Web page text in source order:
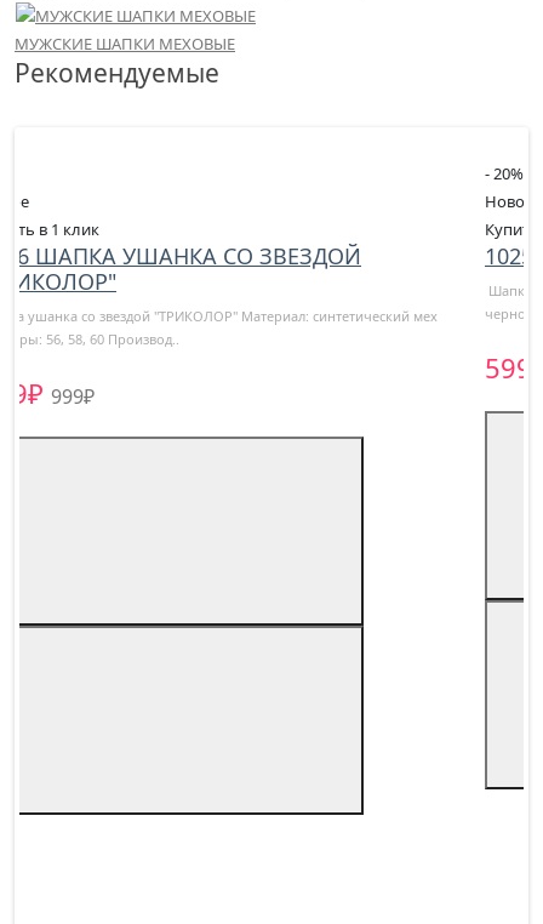
МУЖСКИЕ ШАПКИ МЕХОВЫЕ
Рекомендуемые
Новое
Купить в 1 клик
1025 ШАПКА УШАНКА ИЗ КАРАКУЛЯ ЧЕРНАЯ
Шапка ушанка из каракуля черная. Изготовлена из меха ягненка(каракуля)
черного цвета. Ра..